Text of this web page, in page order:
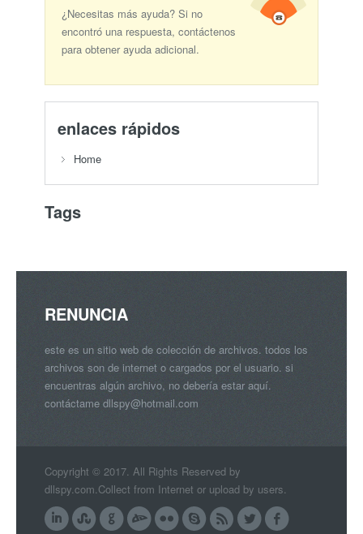
¿Necesitas más ayuda? Si no
encontró una respuesta, contáctenos
para obtener ayuda adicional.
enlaces rápidos
Home
Tags
RENUNCIA
este es un sitio web de colección de archivos. todos los
archivos son de internet o cargados por el usuario. si
encuentras algún archivo, no debería estar aquí.
contáctame dllspy@hotmail.com
Copyright © 2017. All Rights Reserved by
dllspy.com.Collect from Internet or upload by users.